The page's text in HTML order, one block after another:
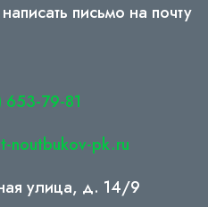
письмо на почту
79-81
noutbukov-pk.ru
улица, д. 14/9